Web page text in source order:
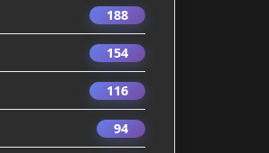
188
154
116
94